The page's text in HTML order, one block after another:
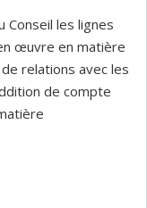
les lignes
œuvre en matière
relations avec les
de compte